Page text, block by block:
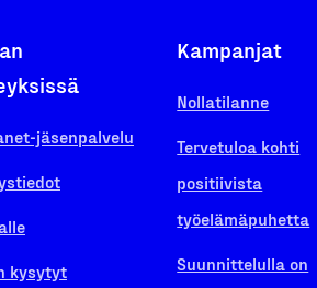
jäsenpalvelu
kysytyt
Kampanjat
Nollatilanne
Tervetuloa kohti
positiivista
työelämäpuhetta
Suunnittelulla on